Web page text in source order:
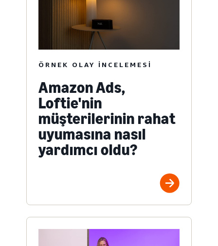
ÖRNEK OLAY INCELEMESI
Amazon Ads,
Loftie'nin
müşterilerinin rahat
uyumasına nasıl
yardımcı oldu?